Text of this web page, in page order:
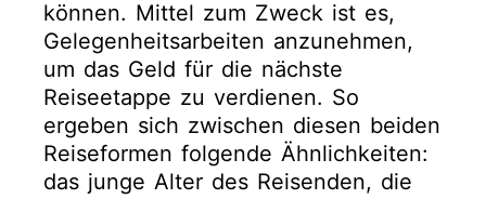
können. Mittel zum Zweck ist es,
Gelegenheitsarbeiten anzunehmen,
um das Geld für die nächste
Reiseetappe zu verdienen. So
ergeben sich zwischen diesen beiden
Reiseformen folgende Ähnlichkeiten:
das junge Alter des Reisenden, die